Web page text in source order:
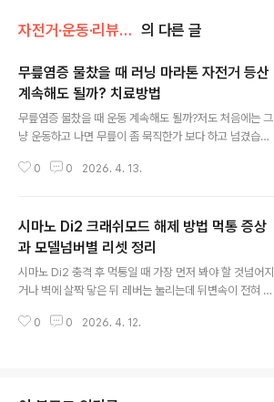
자전거·운동·리뷰/자전거 리뷰 의 다른 글
무릎염증 물찼을 때 러닝 마라톤 자전거 등산
계속해도 될까? 치료방법
무릎염증 물찼을 때 운동 계속해도 될까?저도 처음에는 그
냥 운동하고 나면 무릎이 좀 묵직한가 보다 하고 넘겼습니
주말에 등산까지 다녀온 날이 겹치면 앞무릎이 뻐근하고
펼 때 뻑뻑해서 그제야 쉬어야겠다는 생각이 들었습니다.
많이들 말하는 무릎에 물이 찼다는 건 정말 물이 찬다기보
다, 무릎 안이나 주변에서 염증이나 자극이 생겨 액체가 늘
어난 상태로 보는 편이 더 맞습니다. 문제는 이게 한 번 생
고 다시 같은 운동을 반복해서 오래 가는 경우가 많다는 점
0 0 2026. 4. 13.
시마노 Di2 크래쉬모드 해제 방법 먹통 증상
과 모델넘버별 리셋 정리
시마노 Di2 충격 후 먹통일 때 가장 먼저 봐야 할 것넘어지
거나 벽에 살짝 닿은 뒤 레버는 눌리는데 뒤변속이 전혀 반
크래쉬모드라고 부르지만, 시마노 공식 문서에서는 RD pr
0 0 2026. 4. 12.